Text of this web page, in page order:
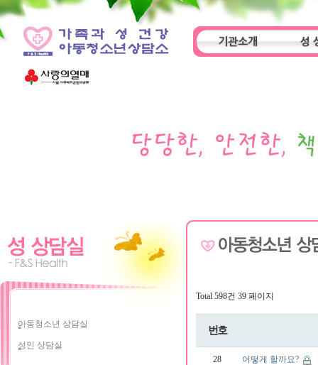
기관소개 성
아동청소년 상담실
성인 상담실
Total 598건 39 페이지
번호
28 어떻게 할까요?